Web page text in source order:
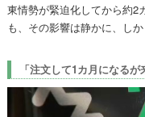
東情勢が緊迫化してから約2
も、その影響は静かに、し
「注文して1カ月になる